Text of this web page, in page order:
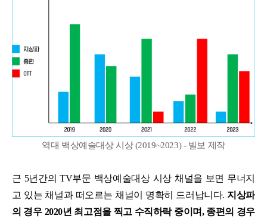
역대 백상예술대상 시상 (2019~2023) - 빌보 제작
근 5년간의 TV부문 백상예술대상 시상 채널을 보면 무너지
고 있는 채널과 떠오르는 채널이 명확히 드러납니다. 지상파
의 경우 2020년 최고점을 찍고 수직하락 중이며, 종편의 경우